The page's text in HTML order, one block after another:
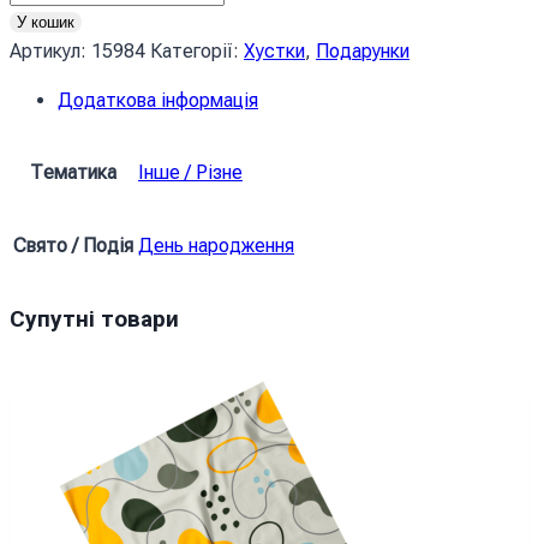
Прапор
Великобританія
Great
кількість
У кошик
Артикул: 15984 Категорії: Хустки, Подарунки
Додаткова інформація
Тематика Інше / Різне
Свято / Подія День народження
Супутні товари